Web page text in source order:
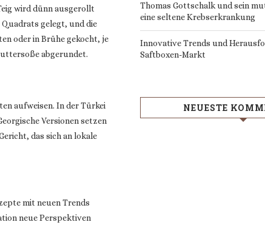
wird dünn ausgerollt
gelegt, und die
oder in Brühe gekocht, je
abgerundet.
aufweisen. In der Türkei
Versionen setzen
das sich an lokale
mit neuen Trends
neue Perspektiven
Thomas Gottschalk und sein
eine seltene Krebserkrankung
Innovative Trends und
Saftboxen-Markt
NEUESTE